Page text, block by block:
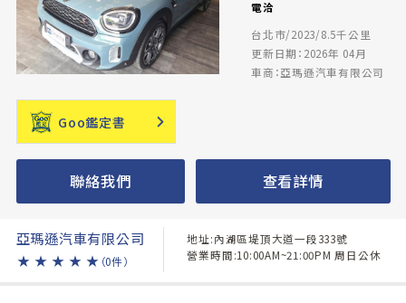
電洽
台北市/2023/8.5千公里
更新日期：2026年 04月
車商：亞瑪遜汽車有限公司
Goo鑑定書
聯絡我們 查看詳情
亞瑪遜汽車有限公司
★ ★ ★ ★ ★ （0件）
地址:內湖區堤頂大道一段333號
營業時間:10:00AM~21:00PM 周日公休